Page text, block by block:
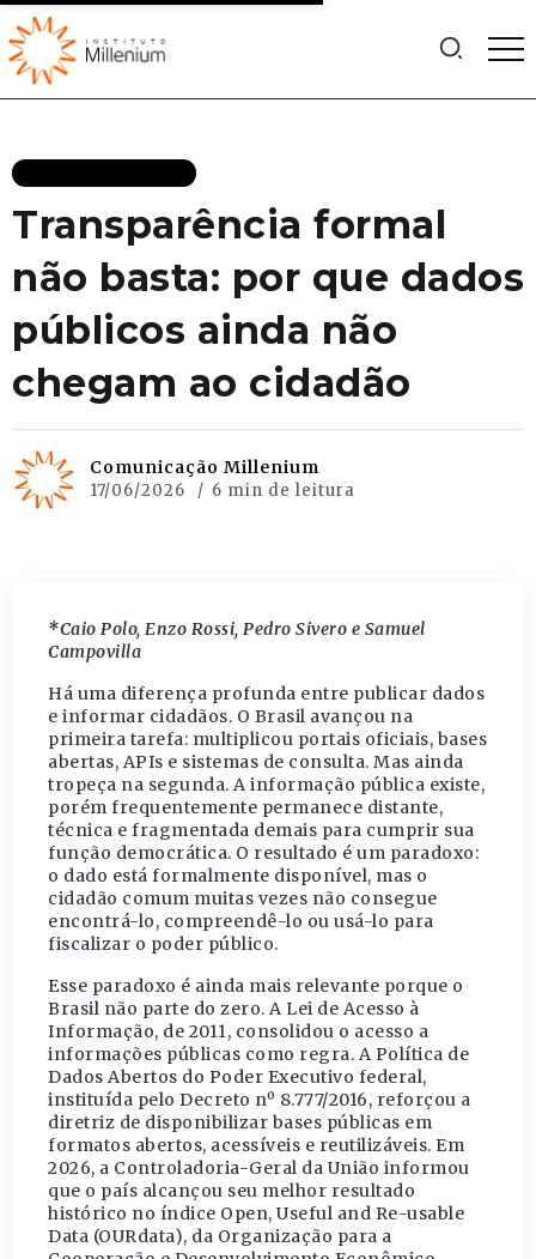
Transparência formal
não basta: por que dados
públicos ainda não
chegam ao cidadão
Comunicação Millenium
17/06/2026 6 min de leitura
*Caio Polo, Enzo Rossi, Pedro Sivero e Samuel
Campovilla
Há uma diferença profunda entre publicar dados
e informar cidadãos. O Brasil avançou na
primeira tarefa: multiplicou portais oficiais, bases
abertas, APIs e sistemas de consulta. Mas ainda
tropeça na segunda. A informação pública existe,
porém frequentemente permanece distante,
técnica e fragmentada demais para cumprir sua
função democrática. O resultado é um paradoxo:
o dado está formalmente disponível, mas o
cidadão comum muitas vezes não consegue
encontrá-lo, compreendê-lo ou usá-lo para
fiscalizar o poder público.
Esse paradoxo é ainda mais relevante porque o
Brasil não parte do zero. A Lei de Acesso à
Informação, de 2011, consolidou o acesso a
informações públicas como regra. A Política de
Dados Abertos do Poder Executivo federal,
instituída pelo Decreto nº 8.777/2016, reforçou a
diretriz de disponibilizar bases públicas em
formatos abertos, acessíveis e reutilizáveis. Em
2026, a Controladoria-Geral da União informou
que o país alcançou seu melhor resultado
histórico no índice Open, Useful and Re-usable
Data (OURdata), da Organização para a